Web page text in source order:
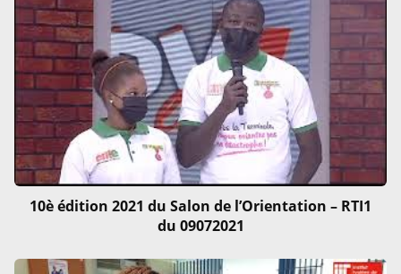
10è édition 2021 du Salon de l’Orientation – RTI1
du 09072021